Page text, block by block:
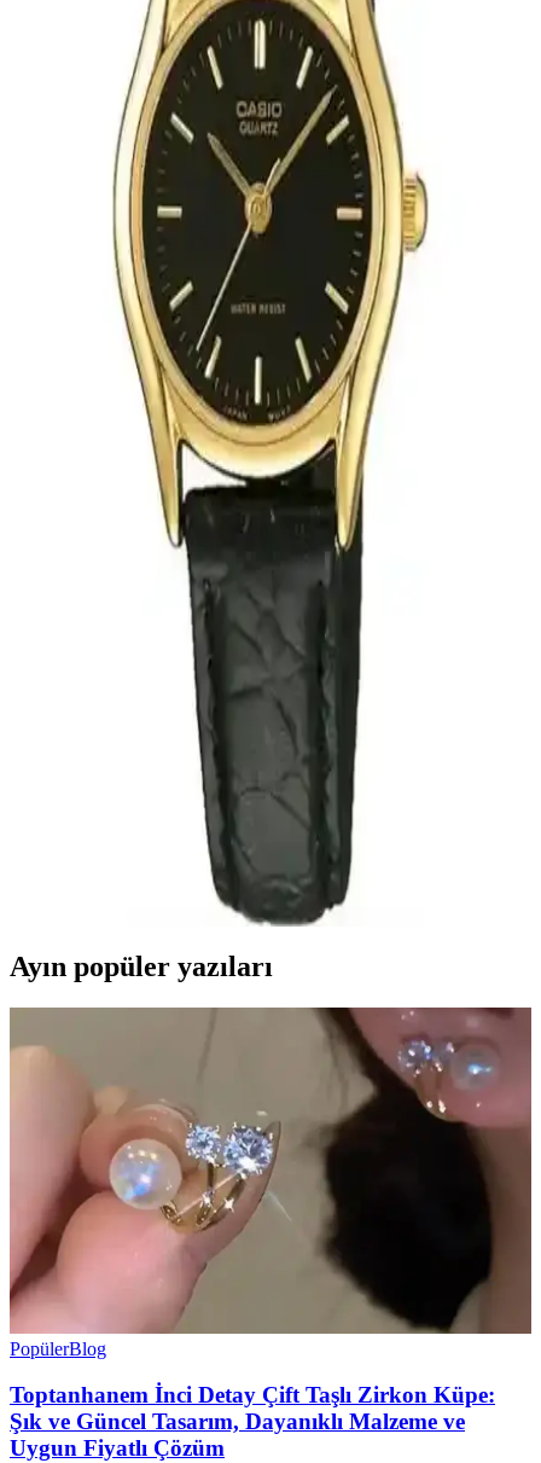
İki şık Casio kadın kol saati modeli olan LTP-1302D ve LTP-
V005D'nin özellikleri, kullanıcı yorumları ve karşılaştırmasıyla, sizin
için en uygun saati seçmenize yardımcı oluyor.
Wesse Wwl104406 Kadın Rose Gold Kol Saati:
Şıklık ve Dayanıklılığı Bir Arada Sunar
Wesse Wwl104406 kadın kol saati, rose gold tasarımı, dayanıklı
malzemeleri ve su geçirmez özelliğiyle şıklığı ve fonksiyonelliği bir
arada sunar. Zarif tasarımıyla günlük ve özel kullanıma uygundur.
Casio Kadın Retro LA670WGA-1DF: Şık ve
Fonksiyonel Kadın Kol Saati Tasarımı ve Özellikleri
Casio'nun Retro koleksiyonundan ilham alan LA670WGA-1DF
modeli, zarif tasarımı ve çok yönlü özellikleriyle günlük şıklığa ve
fonksiyonelliğe mükemmel uyum sağlar.
Sobce Retro Minimal Deri Siyah Kordon Kadın Kol
Saati: Şıklık ve Fonksiyonelliğin Buluşması
Sobce markasının retro minimal deri siyah kordon kadın kol saati,
şık tasarımı ve dayanıklı özellikleriyle günlük ve özel
kullanımlarınıza uyum sağlar. Zarif ve fonksiyonel bu saat, tarzınıza
şıklık katarken, su geçirmezlik ve hafifliği ile pratiklik sunar.
Michael Kors Parker MK5896 Kadın Kol Saati:
Şıklık ve Fonksiyonellik Bir Arada
Michael Kors Parker MK5896, rose gold ve pembe kadranı ile şıklık
sunarken, su geçirmezlik ve kronometre özellikleriyle günlük ve
özel kullanıma uygun zarif bir kadın saatidir.
Casio Kadın Kol Saati: Şık ve Dayanıklı Tasarım ile
Günlük Kullanım İçin Uygun Saat
Casio'nun kadınlar için tasarladığı bu saat, zarif tasarımı ve dayanıklı
malzemeleriyle günlük kullanım için ideal. Mineral cam ve suya
dayanıklılığıyla şıklığı korur.
Ayın popüler yazıları
PopülerBlog
Toptanhanem İnci Detay Çift Taşlı Zirkon Küpe:
Şık ve Güncel Tasarım, Dayanıklı Malzeme ve
Uygun Fiyatlı Çözüm